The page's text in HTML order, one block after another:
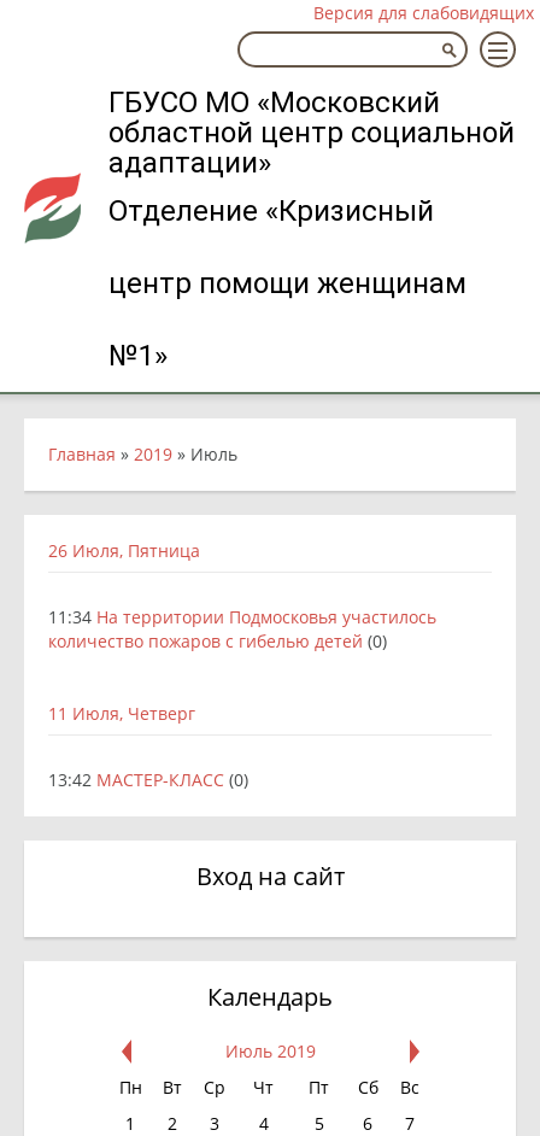
ГБУСО МО «Московский
областной центр социальной
адаптации»
Отделение «Кризисный
центр помощи женщинам
№1»
Версия для слабовидящих
Вход на сайт
Календарь
Июль 2019
Пн
Вт Ср Чт Пт Сб
Вс
1
2 3 4 5 6
7
Главная » 2019 » Июль
26 Июля, Пятница
11:34 На территории Подмосковья участилось
количество пожаров с гибелью детей (0)
11 Июля, Четверг
13:42 МАСТЕР-КЛАСС (0)